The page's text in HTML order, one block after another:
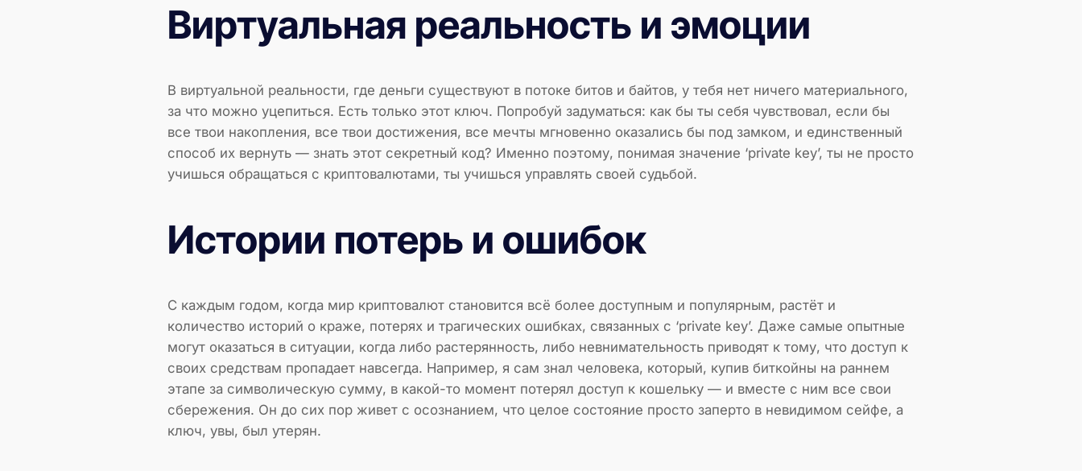
Виртуальная реальность и эмоции
В виртуальной реальности, где деньги существуют в потоке битов и байтов, у тебя нет ничего материального,
за что можно уцепиться. Есть только этот ключ. Попробуй задуматься: как бы ты себя чувствовал, если бы
все твои накопления, все твои достижения, все мечты мгновенно оказались бы под замком, и единственный
способ их вернуть — знать этот секретный код? Именно поэтому, понимая значение ‘private key’, ты не просто
учишься обращаться с криптовалютами, ты учишься управлять своей судьбой.
Истории потерь и ошибок
С каждым годом, когда мир криптовалют становится всё более доступным и популярным, растёт и
количество историй о краже, потерях и трагических ошибках, связанных с ‘private key’. Даже самые опытные
могут оказаться в ситуации, когда либо растерянность, либо невнимательность приводят к тому, что доступ к
своих средствам пропадает навсегда. Например, я сам знал человека, который, купив биткойны на раннем
этапе за символическую сумму, в какой-то момент потерял доступ к кошельку — и вместе с ним все свои
сбережения. Он до сих пор живет с осознанием, что целое состояние просто заперто в невидимом сейфе, а
ключ, увы, был утерян.